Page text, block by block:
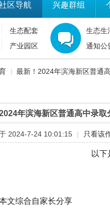
区导航 兴趣群组
生态配套
产业园区
生态生
通知公
›
最新！2024年滨海新区普通
年滨海新区普通高中录取
2024-7-24 10:01:15 | 只看该
以
文综合自家长分享